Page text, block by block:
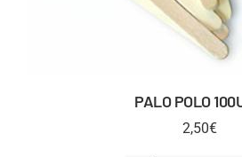
PALO POLO
2,50€